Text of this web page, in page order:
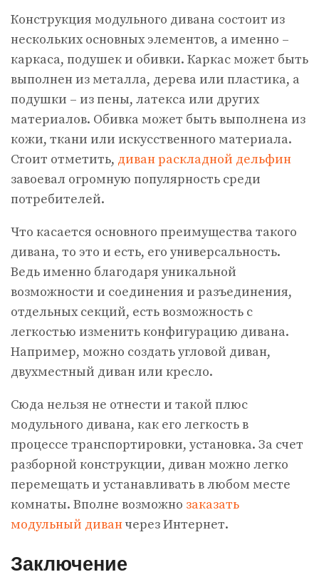
Конструкция модульного дивана состоит из
нескольких основных элементов, а именно –
каркаса, подушек и обивки. Каркас может быть
выполнен из металла, дерева или пластика, а
подушки – из пены, латекса или других
материалов. Обивка может быть выполнена из
кожи, ткани или искусственного материала.
Стоит отметить, диван раскладной дельфин
завоевал огромную популярность среди
потребителей.
Что касается основного преимущества такого
дивана, то это и есть, его универсальность.
Ведь именно благодаря уникальной
возможности и соединения и разъединения,
отдельных секций, есть возможность с
легкостью изменить конфигурацию дивана.
Например, можно создать угловой диван,
двухместный диван или кресло.
Сюда нельзя не отнести и такой плюс
модульного дивана, как его легкость в
процессе транспортировки, установка. За счет
разборной конструкции, диван можно легко
перемещать и устанавливать в любом месте
комнаты. Вполне возможно заказать
модульный диванчерез Интернет.
Заключение